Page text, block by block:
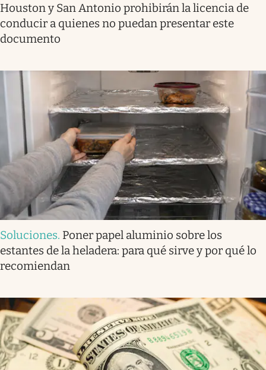
Houston y San Antonio prohibirán la licencia de
conducir a quienes no puedan presentar este
documento
Soluciones. Poner papel aluminio sobre los
estantes de la heladera: para qué sirve y por qué lo
recomiendan